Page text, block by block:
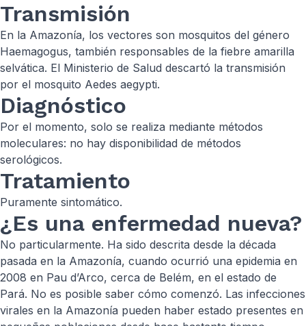
Transmisión
En la Amazonía, los vectores son mosquitos del género
Haemagogus, también responsables de la fiebre amarilla
selvática. El Ministerio de Salud descartó la transmisión
por el mosquito Aedes aegypti.
Diagnóstico
Por el momento, solo se realiza mediante métodos
moleculares: no hay disponibilidad de métodos
serológicos.
Tratamiento
Puramente sintomático.
¿Es una enfermedad nueva?
No particularmente. Ha sido descrita desde la década
pasada en la Amazonía, cuando ocurrió una epidemia en
2008 en Pau d’Arco, cerca de Belém, en el estado de
Pará. No es posible saber cómo comenzó. Las infecciones
virales en la Amazonía pueden haber estado presentes en